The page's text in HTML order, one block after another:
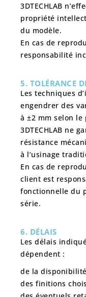
3DTECHLAB
propriété
du modèle.
En cas de
responsabilité
5. TOLÉRANCE
Les techniques
engendrer des
à ±2 mm selon le
3DTECHLAB ne
résistance
à l’usinage
En cas de
client est
fonctionnelle du
série.
6. DÉLAIS
Les délais
dépendent :
de la
des finitions